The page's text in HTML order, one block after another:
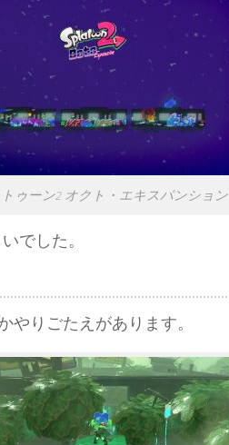
ゥーン2 オクト・エキスパンション
でした。
やりごたえがあります。